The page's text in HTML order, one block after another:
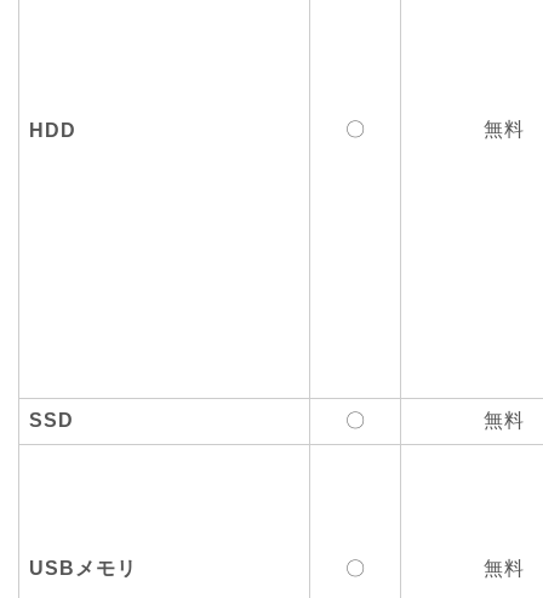
HDD 〇 無料
SSD 〇 無料
USBメモリ 〇 無料